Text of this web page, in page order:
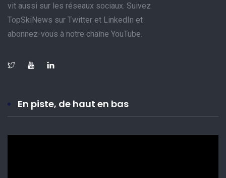
vit aussi sur les réseaux sociaux. Suivez
TopSkiNews sur Twitter et LinkedIn et
abonnez-vous à notre chaîne YouTube.
En piste, de haut en bas